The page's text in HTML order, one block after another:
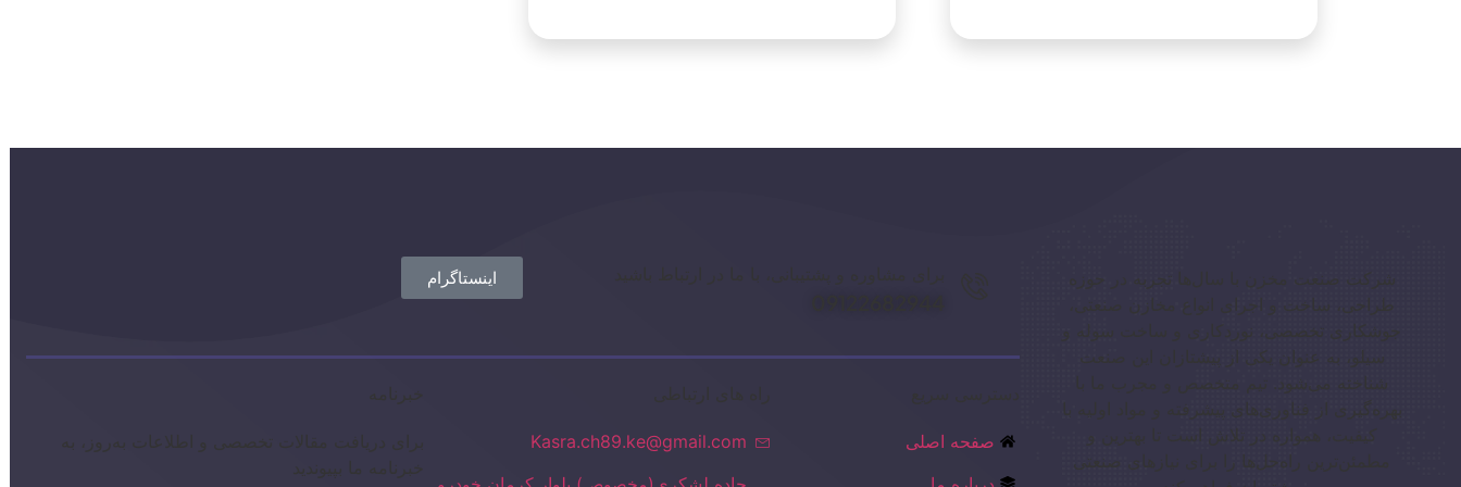
شرکت صنعت مخزن با سال‌ها تجربه در حوزه
طراحی، ساخت و اجرای انواع مخازن صنعتی،
جوشکاری تخصصی، نوردکاری و ساخت سوله و
سیلو، به عنوان یکی از پیشتازان این صنعت
شناخته می‌شود. تیم متخصص و مجرب ما با
بهره‌گیری از فناوری‌های پیشرفته و مواد اولیه با
کیفیت، همواره در تلاش است تا بهترین و
مطمئن‌ترین راه‌حل‌ها را برای نیازهای صنعتی
اینستاگرام
صفحه اصلی
Kasra.ch89.ke@gmail.com
خبرنامه
برای دریافت مقالات تخصصی و اطلاعات به‌روز، به
خبرنامه ما بپیوندید